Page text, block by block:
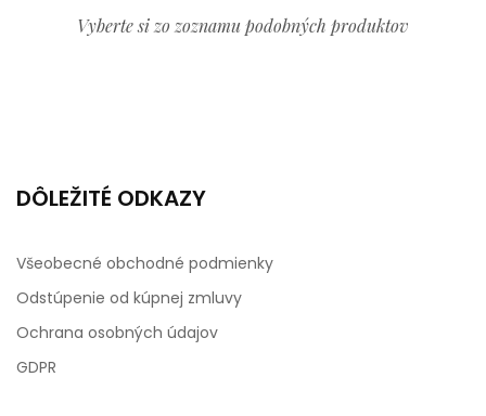
Vyberte si zo zoznamu podobných produktov
DÔLEŽITÉ ODKAZY
Všeobecné obchodné podmienky
Odstúpenie od kúpnej zmluvy
Ochrana osobných údajov
GDPR